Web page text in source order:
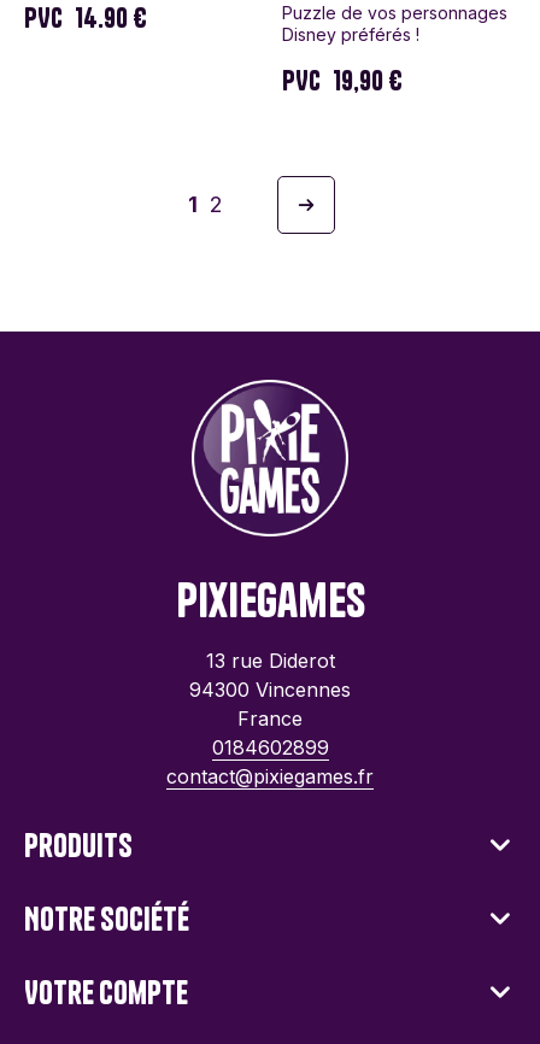
PVC 14.90 €
Puzzle de vos personnages
Disney préférés !
PVC 19,90 €
1 2
Suivant
PixieGames
13 rue Diderot
94300 Vincennes
France
0184602899
contact@pixiegames.fr
Produits
Notre société
Votre compte